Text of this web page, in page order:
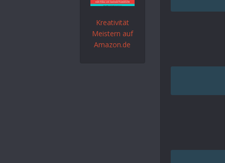
Kreativität
Meistern auf
Amazon.de